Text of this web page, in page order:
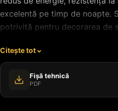
excelentă pe timp de noapte.
potrivită pentru decorarea de
parcuri.
Citește tot
Fișă tehnică
PDF